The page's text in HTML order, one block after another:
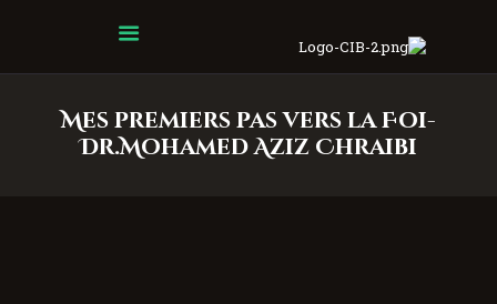
Mes premiers pas vers la Foi-
Dr.Mohamed Aziz Chraibi
Centre Islamique Badr